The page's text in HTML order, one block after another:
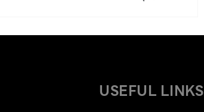
ขาว ชมพู หรือม่วง กลีบเลี้ยงเชื่อมติดกันคล้าย
USEFUL LINKS